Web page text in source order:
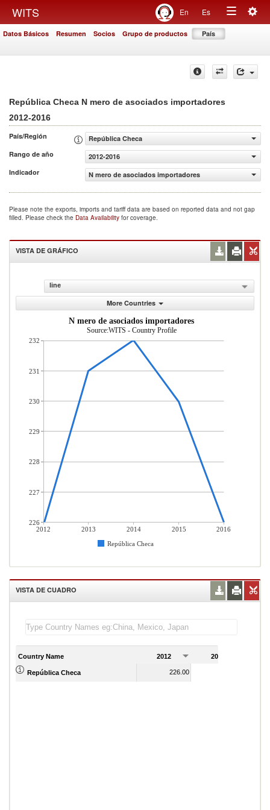
WITS En Es
Toggle
Datos Básicos Resumen Socios Grupo de productos País
República Checa N mero de asociados importadores
2012-2016
País/Región
República Checa
Rango de año
2012-2016
Indicador
N mero de asociados importadores
Please note the exports, imports and tariff data are based on reported data and not gap
filled. Please check the Data Availability for coverage.
VISTA DE GRÁFICO
line
More Countries
N mero de asociados importadores
Source:WITS - Country Profile
2012 2013 2014 2015
2016
República Checa
232
231
230
229
228
227
226
VISTA DE CUADRO
Country Name 2012 2013
República Checa 226.00